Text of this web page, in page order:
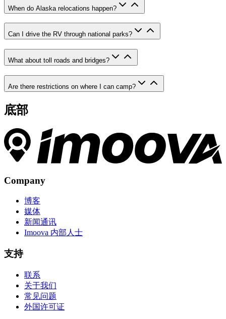
When do Alaska relocations happen?
Can I drive the RV through national parks?
What about toll roads and bridges?
Are there restrictions on where I can camp?
底部
Company
博客
媒体
新闻通讯
Imoova 内部人士
支持
联系
关于我们
常见问题
外国许可证